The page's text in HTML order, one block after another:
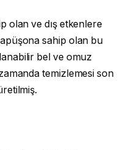
olan ve dış etkenlere
sahip olan bu
bel ve omuz
temizlemesi son